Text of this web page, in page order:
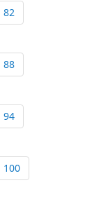
82
88
94
100